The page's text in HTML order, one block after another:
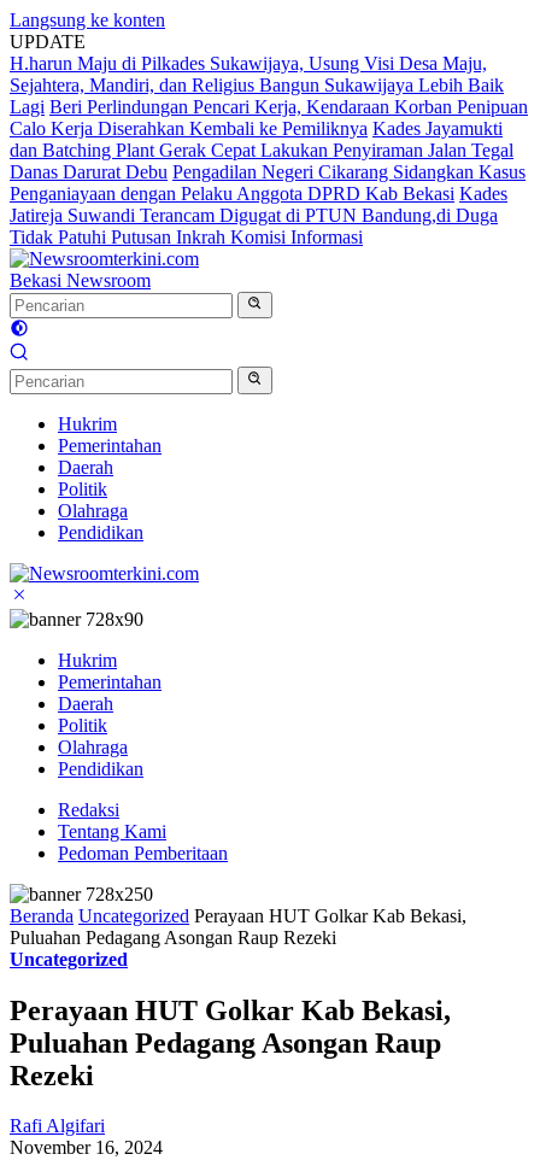
Langsung ke konten
UPDATE
H.harun Maju di Pilkades Sukawijaya, Usung Visi Desa Maju,
Sejahtera, Mandiri, dan Religius Bangun Sukawijaya Lebih Baik
Lagi Beri Perlindungan Pencari Kerja, Kendaraan Korban Penipuan
Calo Kerja Diserahkan Kembali ke Pemiliknya Kades Jayamukti
dan Batching Plant Gerak Cepat Lakukan Penyiraman Jalan Tegal
Danas Darurat Debu Pengadilan Negeri Cikarang Sidangkan Kasus
Penganiayaan dengan Pelaku Anggota DPRD Kab Bekasi Kades
Jatireja Suwandi Terancam Digugat di PTUN Bandung,di Duga
Tidak Patuhi Putusan Inkrah Komisi Informasi
Bekasi Newsroom
Hukrim
Pemerintahan
Daerah
Politik
Olahraga
Pendidikan
Hukrim
Pemerintahan
Daerah
Politik
Olahraga
Pendidikan
Redaksi
Tentang Kami
Pedoman Pemberitaan
Beranda Uncategorized Perayaan HUT Golkar Kab Bekasi,
Puluahan Pedagang Asongan Raup Rezeki
Uncategorized
Perayaan HUT Golkar Kab Bekasi,
Puluahan Pedagang Asongan Raup
Rezeki
Rafi Algifari
November 16, 2024